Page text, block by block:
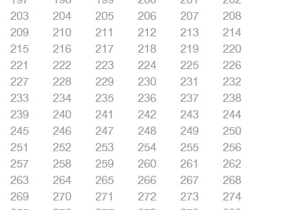
203
204 205 206 207
208
209
210 211 212 213
214
215
216 217 218 219
220
221
222 223 224 225
226
227
228 229 230 231
232
233
234 235 236 237
238
239
240 241 242 243
244
245
246 247 248 249
250
251
252 253 254 255
256
257
258 259 260 261
262
263
264 265 266 267
268
269
270 271 272 273
274